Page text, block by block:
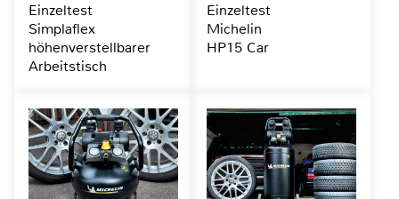
Einzeltest
Simplaflex
höhenverstellbarer
Arbeitstisch
Einzeltest
Michelin
HP15 Car